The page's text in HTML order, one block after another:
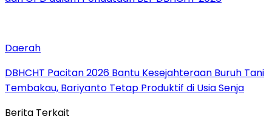
Daerah
DBHCHT Pacitan 2026 Bantu Kesejahteraan Buruh Tani
Tembakau, Bariyanto Tetap Produktif di Usia Senja
Berita Terkait